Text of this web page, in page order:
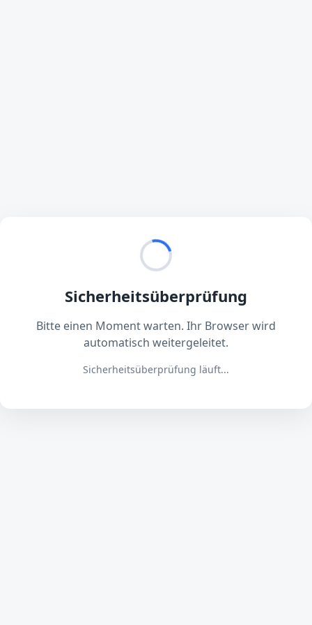
Sicherheitsüberprüfung
Bitte einen Moment warten. Ihr Browser wird
automatisch weitergeleitet.
Sicherheitsüberprüfung läuft...